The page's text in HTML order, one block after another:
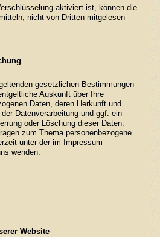
aktiviert ist, können die
nicht von Dritten mitgelesen
gesetzlichen Bestimmungen
Auskunft über Ihre
Daten, deren Herkunft und
Datenverarbeitung und ggf. ein
oder Löschung dieser Daten.
zum Thema personenbezogene
unter der im Impressum
wenden.
Website